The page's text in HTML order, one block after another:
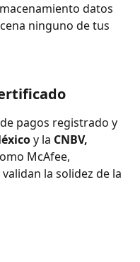
datos
ninguno de tus
pagos registrado y
y la CNBV,
McAfee,
la solidez de la